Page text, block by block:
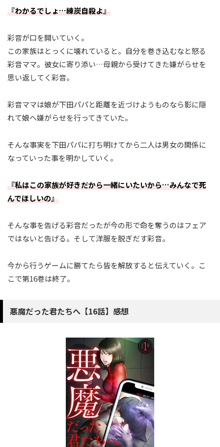
『わかるでしょ…練炭自殺よ』
彩音が口を開いていく。
この家族はとっくに壊れていると。自分を巻き込むなと怒る
彩音ママ。彼女に寄り添い…母親から受けてきた嫌がらせを
思い返してく彩音。
彩音ママは娘が下田パパと距離を近づけようものなら影に隠
れて娘へ嫌がらせを行ってきていた。
そんな事実を下田パパに打ち明けてから二人は男女の関係に
なっていった事を明かしていく。
『私はこの家族が好きだから一緒にいたいから…みんなで死
んでほしいの』
そんな事を告げる彩音だったが今の形で命を奪うのはフェア
ではないと告げる。そして洋服を脱ぎだす彩音。
今から行うゲームに勝てたら皆を解放すると伝えていく。こ
こで第16巻は終了。
悪魔だった君たちへ【16話】感想